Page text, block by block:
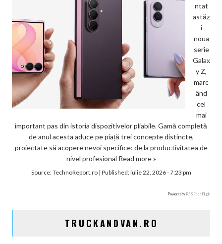
ntat
astăz
i
noua
serie
Galax
y Z,
marc
ând
cel
mai
important pas din istoria dispozitivelor pliabile. Gamă completă
de anul acesta aduce pe piață trei concepte distincte,
proiectate să acopere nevoi specifice: de la productivitatea de
nivel profesional Read more »
Source:TechnoReport.ro| Published:iulie 22, 2026 - 7:23 pm
Powered by RSS Feed Plugin
TRUCKANDVAN.RO